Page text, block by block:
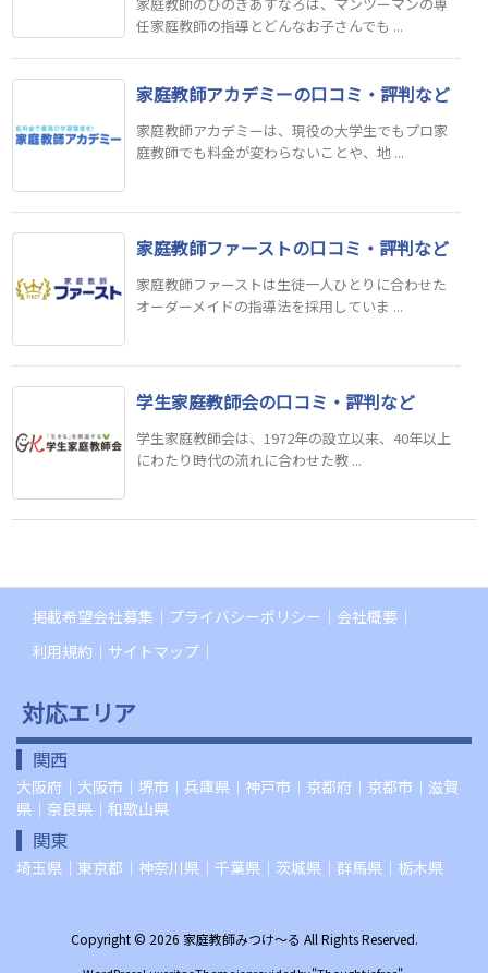
任家庭教師の指導とどんなお子さんでも ...
家庭教師アカデミーの口コミ・評判など
家庭教師アカデミーは、現役の大学生でもプロ家
庭教師でも料金が変わらないことや、地 ...
家庭教師ファーストの口コミ・評判など
家庭教師ファーストは生徒一人ひとりに合わせた
オーダーメイドの指導法を採用していま ...
学生家庭教師会の口コミ・評判など
学生家庭教師会は、1972年の設立以来、40年以上
にわたり時代の流れに合わせた教 ...
掲載希望会社募集 プライバシーポリシー
会社概要
利用規約
サイトマップ
対応エリア
関西
大阪府 ｜ 大阪市 ｜ 堺市 ｜ 兵庫県 ｜ 神戸市 ｜ 京都府 ｜ 京都市 ｜ 滋賀
県 ｜ 奈良県 ｜ 和歌山県
関東
埼玉県 ｜ 東京都 ｜ 神奈川県 ｜ 千葉県 ｜ 茨城県 ｜ 群馬県 ｜ 栃木県
Copyright © 2026 家庭教師みつけ～る All Rights Reserved.